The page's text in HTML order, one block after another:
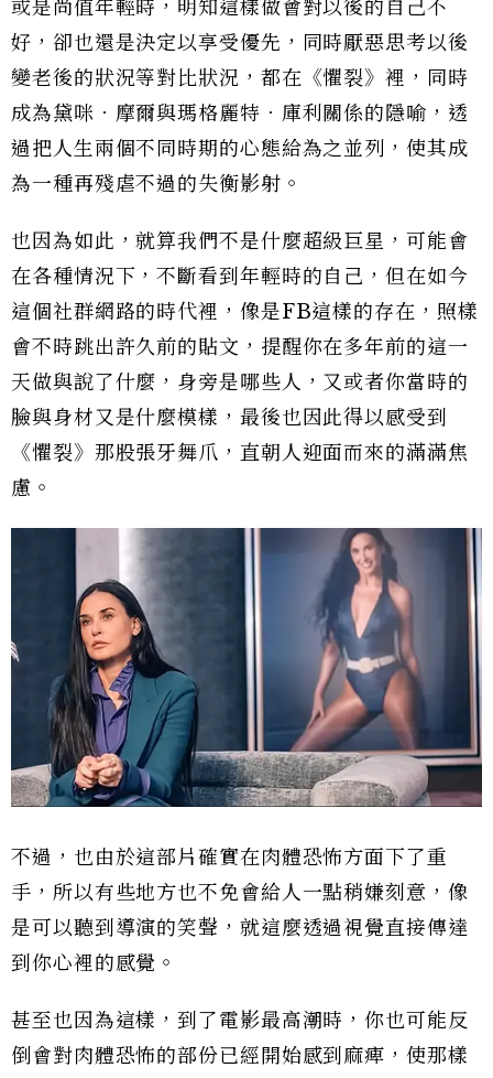
或是尚值年輕時，明知這樣做會對以後的自己不
好，卻也還是決定以享受優先，同時厭惡思考以後
變老後的狀況等對比狀況，都在《懼裂》裡，同時
成為黛咪．摩爾與瑪格麗特．庫利關係的隱喻，透
過把人生兩個不同時期的心態給為之並列，使其成
為一種再殘虐不過的失衡影射。
也因為如此，就算我們不是什麼超級巨星，可能會
在各種情況下，不斷看到年輕時的自己，但在如今
這個社群網路的時代裡，像是FB這樣的存在，照樣
會不時跳出許久前的貼文，提醒你在多年前的這一
天做與說了什麼，身旁是哪些人，又或者你當時的
臉與身材又是什麼模樣，最後也因此得以感受到
《懼裂》那股張牙舞爪，直朝人迎面而來的滿滿焦
慮。
不過，也由於這部片確實在肉體恐怖方面下了重
手，所以有些地方也不免會給人一點稍嫌刻意，像
是可以聽到導演的笑聲，就這麼透過視覺直接傳達
到你心裡的感覺。
甚至也因為這樣，到了電影最高潮時，你也可能反
倒會對肉體恐怖的部份已經開始感到麻痺，使那樣